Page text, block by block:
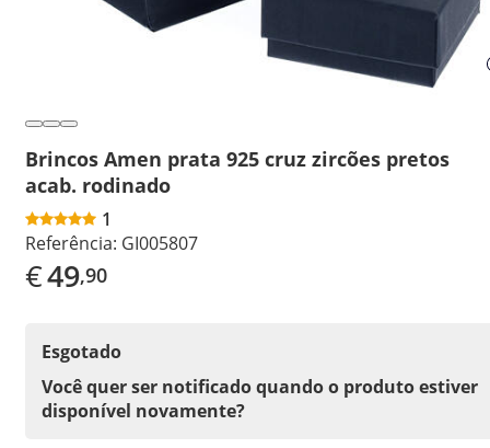
Brincos Amen prata 925 cruz zircões pretos
acab. rodinado
1
Referência: GI005807
€49,90
Esgotado
Você quer ser notificado quando o produto estiver
disponível novamente?